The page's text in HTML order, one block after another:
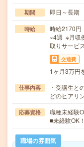
期間 即日～長期
時給
時給2170
×4週 ※月収
取りサービ
交通費
1ヶ月3万円
仕事内容
・受講生
どのヒアリ
応募資格
職種未経験
■未経験OK！
職場の雰囲気